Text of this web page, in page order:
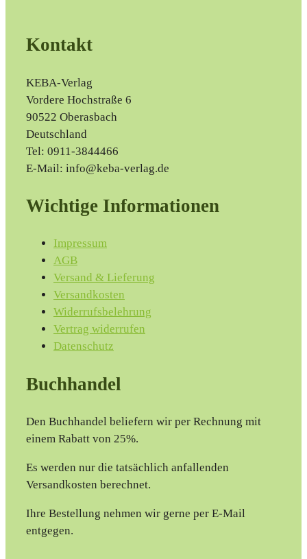
Kontakt
KEBA-Verlag
Vordere Hochstraße 6
90522 Oberasbach
Deutschland
Tel: 0911-3844466
E-Mail: info@keba-verlag.de
Wichtige Informationen
Impressum
AGB
Versand & Lieferung
Versandkosten
Widerrufsbelehrung
Vertrag widerrufen
Datenschutz
Buchhandel
Den Buchhandel beliefern wir per Rechnung mit
einem Rabatt von 25%.
Es werden nur die tatsächlich anfallenden
Versandkosten berechnet.
Ihre Bestellung nehmen wir gerne per E-Mail
entgegen.